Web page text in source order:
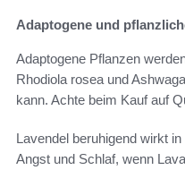
Adaptogene und
Adaptogene Pflanzen
Rhodiola rosea und
kann. Achte beim Kauf auf
Lavendel beruhigend wirkt
Angst und Schlaf, wenn